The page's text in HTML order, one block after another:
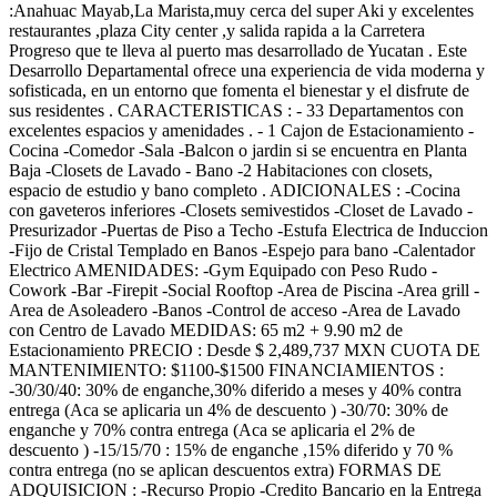
:Anahuac Mayab,La Marista,muy cerca del super Aki y excelentes
restaurantes ,plaza City center ,y salida rapida a la Carretera
Progreso que te lleva al puerto mas desarrollado de Yucatan . Este
Desarrollo Departamental ofrece una experiencia de vida moderna y
sofisticada, en un entorno que fomenta el bienestar y el disfrute de
sus residentes . CARACTERISTICAS : - 33 Departamentos con
excelentes espacios y amenidades . - 1 Cajon de Estacionamiento -
Cocina -Comedor -Sala -Balcon o jardin si se encuentra en Planta
Baja -Closets de Lavado - Bano -2 Habitaciones con closets,
espacio de estudio y bano completo . ADICIONALES : -Cocina
con gaveteros inferiores -Closets semivestidos -Closet de Lavado -
Presurizador -Puertas de Piso a Techo -Estufa Electrica de Induccion
-Fijo de Cristal Templado en Banos -Espejo para bano -Calentador
Electrico AMENIDADES: -Gym Equipado con Peso Rudo -
Cowork -Bar -Firepit -Social Rooftop -Area de Piscina -Area grill -
Area de Asoleadero -Banos -Control de acceso -Area de Lavado
con Centro de Lavado MEDIDAS: 65 m2 + 9.90 m2 de
Estacionamiento PRECIO : Desde $ 2,489,737 MXN CUOTA DE
MANTENIMIENTO: $1100-$1500 FINANCIAMIENTOS :
-30/30/40: 30% de enganche,30% diferido a meses y 40% contra
entrega (Aca se aplicaria un 4% de descuento ) -30/70: 30% de
enganche y 70% contra entrega (Aca se aplicaria el 2% de
descuento ) -15/15/70 : 15% de enganche ,15% diferido y 70 %
contra entrega (no se aplican descuentos extra) FORMAS DE
ADQUISICION : -Recurso Propio -Credito Bancario en la Entrega